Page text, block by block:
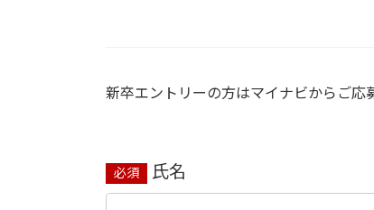
新卒エントリーの方はマイナビからご応
必須 氏名